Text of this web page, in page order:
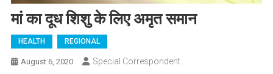
मां का दूध शिशु के लिए अमृत समान
HEALTH REGIONAL
August 6, 2020 Special Correspondent